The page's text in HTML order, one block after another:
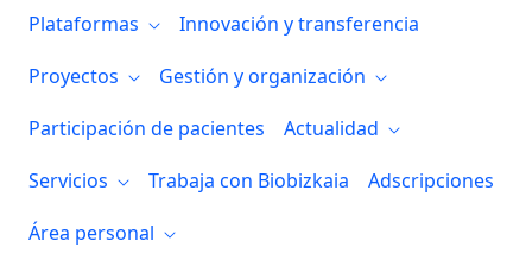
Plataformas
Innovación y transferencia
Proyectos
Gestión y organización
Participación de pacientes
Actualidad
Servicios
Trabaja con Biobizkaia
Adscripciones
Área personal